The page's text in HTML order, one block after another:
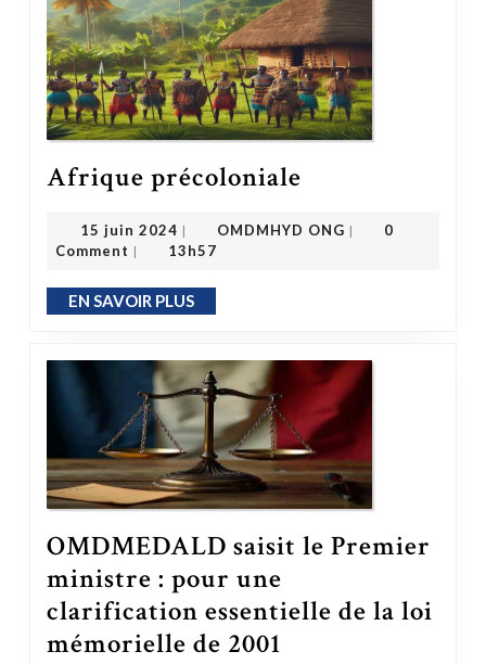
Afrique précoloniale
15 juin 2024 | OMDMHYD ONG |
0
Comment | 13h57
EN SAVOIR PLUSEN SAVOIR PLUS
OMDMEDALD saisit le Premier
ministre : pour une
clarification essentielle de la loi
mémorielle de 2001